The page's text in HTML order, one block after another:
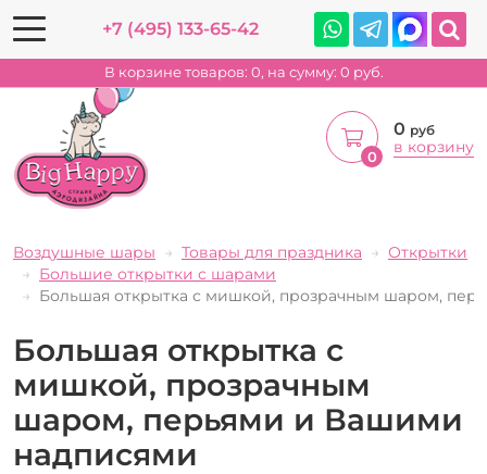
+7 (495) 133-65-42
В корзине товаров: 0, на сумму: 0 руб.
0
0 руб
в корзину
Воздушные шары Товары для праздника
Открытки
Большие открытки с шарами
Большая открытка с мишкой, прозрачным шаром,
Большая открытка с
мишкой, прозрачным
шаром, перьями и Вашими
надписями